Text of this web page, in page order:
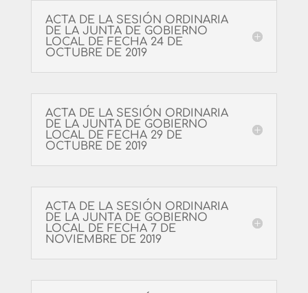
ACTA DE LA SESIÓN ORDINARIA
DE LA JUNTA DE GOBIERNO
LOCAL DE FECHA 24 DE
OCTUBRE DE 2019
ACTA DE LA SESIÓN ORDINARIA
DE LA JUNTA DE GOBIERNO
LOCAL DE FECHA 29 DE
OCTUBRE DE 2019
ACTA DE LA SESIÓN ORDINARIA
DE LA JUNTA DE GOBIERNO
LOCAL DE FECHA 7 DE
NOVIEMBRE DE 2019